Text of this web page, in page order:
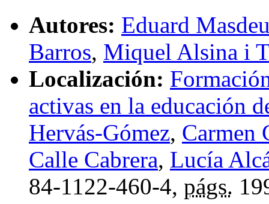
Autores: Eduard
Barros, Miquel Alsina i
Localización:
activas en la educación
Hervás-Gómez, Carmen
Calle Cabrera, Lucía
84-1122-460-4, págs.